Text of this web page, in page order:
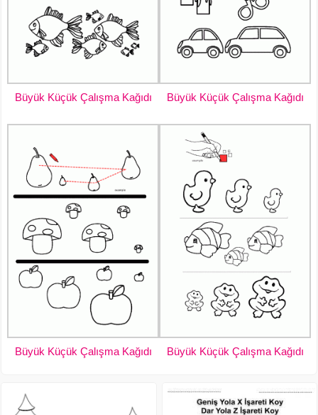
Büyük Küçük Çalışma Kağıdı Büyük Küçük Çalışma Kağıdı
Büyük Küçük Çalışma Kağıdı Büyük Küçük Çalışma Kağıdı